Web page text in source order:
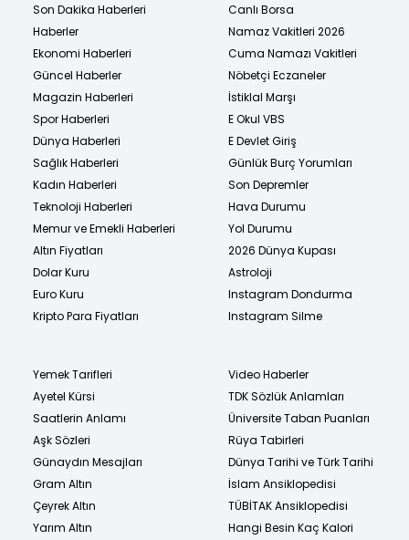
Son Dakika Haberleri
Haberler
Ekonomi Haberleri
Güncel Haberler
Magazin Haberleri
Spor Haberleri
Dünya Haberleri
Sağlık Haberleri
Kadın Haberleri
Teknoloji Haberleri
Memur ve Emekli Haberleri
Altın Fiyatları
Dolar Kuru
Euro Kuru
Kripto Para Fiyatları
Canlı Borsa
Namaz Vakitleri 2026
Cuma Namazı Vakitleri
Nöbetçi Eczaneler
İstiklal Marşı
E Okul VBS
E Devlet Giriş
Günlük Burç Yorumları
Son Depremler
Hava Durumu
Yol Durumu
2026 Dünya Kupası
Astroloji
Instagram Dondurma
Instagram Silme
Yemek Tarifleri
Ayetel Kürsi
Saatlerin Anlamı
Aşk Sözleri
Günaydın Mesajları
Gram Altın
Çeyrek Altın
Yarım Altın
Video Haberler
TDK Sözlük Anlamları
Üniversite Taban Puanları
Rüya Tabirleri
Dünya Tarihi ve Türk Tarihi
İslam Ansiklopedisi
TÜBİTAK Ansiklopedisi
Hangi Besin Kaç Kalori